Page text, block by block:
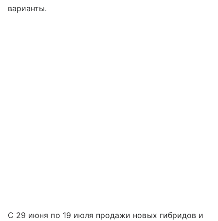
варианты.
С 29 июня по 19 июля продажи новых гибридов и